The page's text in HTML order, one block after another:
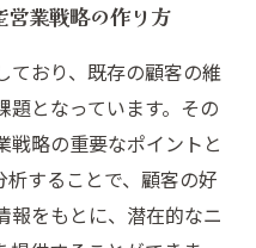
業戦略の作り方
ており、既存の顧客の維
となっています。その
戦略の重要なポイントと
することで、顧客の好
報をもとに、潜在的なニ